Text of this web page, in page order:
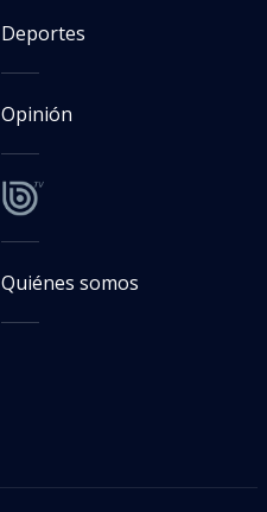
Deportes
Opinión
Quiénes somos